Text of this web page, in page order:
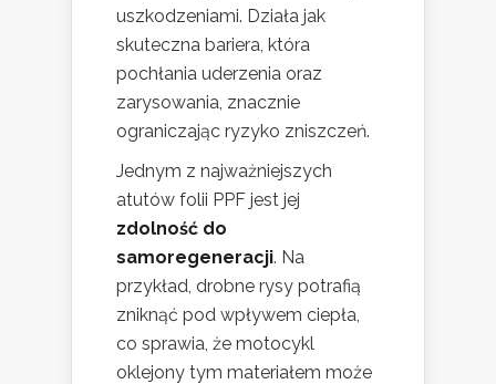
uszkodzeniami. Działa jak
skuteczna bariera, która
pochłania uderzenia oraz
zarysowania, znacznie
ograniczając ryzyko zniszczeń.
Jednym z najważniejszych
atutów folii PPF jest jej
zdolność do
samoregeneracji. Na
przykład, drobne rysy potrafią
zniknąć pod wpływem ciepła,
co sprawia, że motocykl
oklejony tym materiałem może